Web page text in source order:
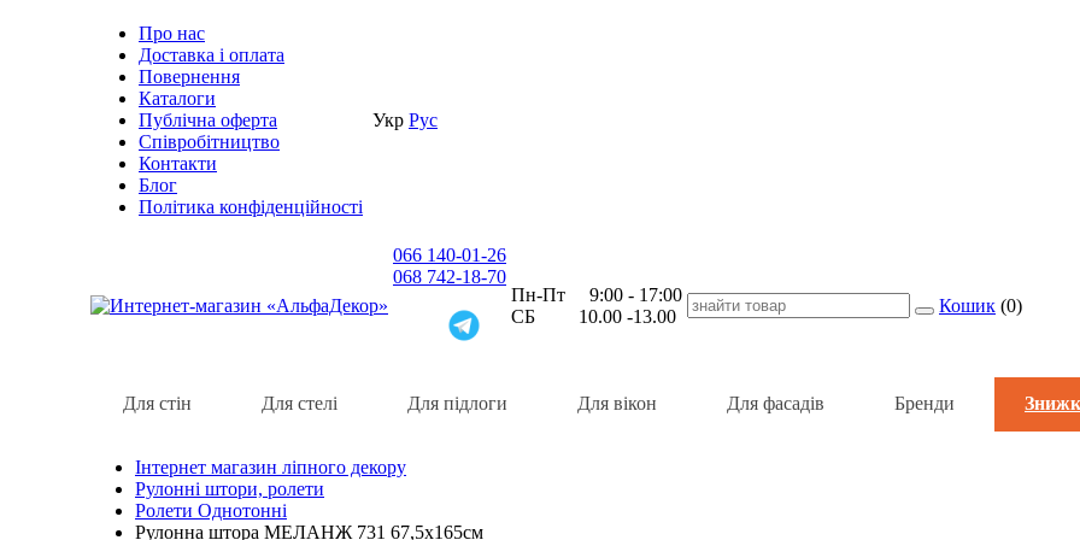
Про нас
Доставка i оплата
Повернення
Каталоги
Публічна оферта
Співробітництво
Контакти
Блог
Політика конфіденційності
Укр Рус
066 140-01-26
068 742-18-70
Пн-Пт 9:00 - 17:00
СБ 10.00 -13.00
Кошик (0)
Для стін Для стелі Для підлоги Для вікон Для фасадів Бренди
Інтернет магазин ліпного декору
Рулонні штори, ролети
Ролети Однотонні
Рулонна штора МЕЛАНЖ 731 67,5х165см